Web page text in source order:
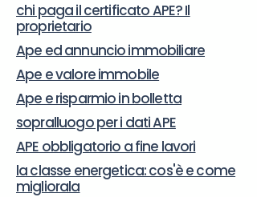
chi paga il certificato APE? Il
proprietario
Ape ed annuncio immobiliare
Ape e valore immobile
Ape e risparmio in bolletta
sopralluogo per i dati APE
APE obbligatorio a fine lavori
la classe energetica: cos'è e come
migliorala